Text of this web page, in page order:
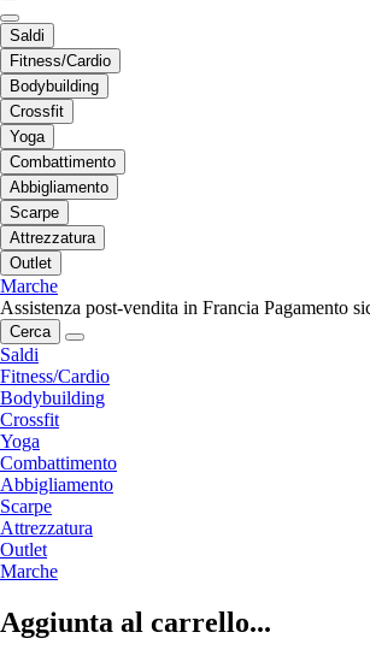
Saldi
Fitness/Cardio
Bodybuilding
Crossfit
Yoga
Combattimento
Abbigliamento
Scarpe
Attrezzatura
Outlet
Marche
Assistenza post-vendita in Francia Pagamento
Cerca
Saldi
Fitness/Cardio
Bodybuilding
Crossfit
Yoga
Combattimento
Abbigliamento
Scarpe
Attrezzatura
Outlet
Marche
Aggiunta al carrello...